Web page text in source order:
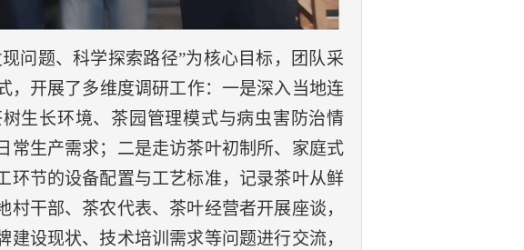
问题、科学探索路径”为核心目标，团队采
，开展了多维度调研工作：一是深入当地连
生长环境、茶园管理模式与病虫害防治情
常生产需求；二是走访茶叶初制所、家庭式
环节的设备配置与工艺标准，记录茶叶从鲜
干部、茶农代表、茶叶经营者开展座谈，
设现状、技术培训需求等问题进行交流，